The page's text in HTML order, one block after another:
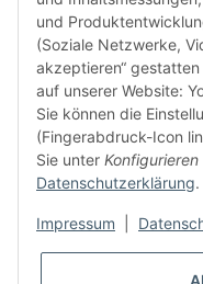
und
(Soziale Netzwerke,
akzeptieren“
auf unserer Website:
Sie können die
(Fingerabdruck-Icon
Sie unter Konfigurieren
Datenschutzerklärung.
Impressum